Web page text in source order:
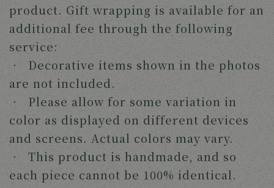
product. Gift wrapping is available for an
additional fee through the following
service:
‧ Decorative items shown in the photos
are not included.
‧ Please allow for some variation in
color as displayed on different devices
and screens. Actual colors may vary.
‧ This product is handmade, and so
each piece cannot be 100% identical.